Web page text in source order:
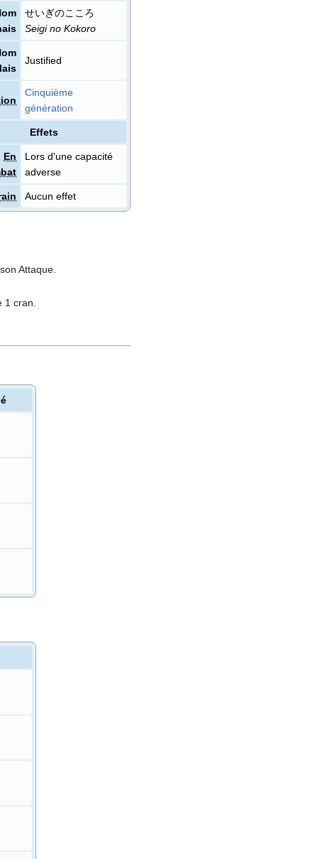
せいぎのこころ
Seigi no Kokoro
Justified
Cinquième
génération
Effets
En
Lors d'une capacité
adverse
Aucun effet
Attaque.
cran.